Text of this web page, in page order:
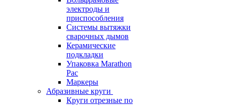
электроды и
приспособления
Системы вытяжки
сварочных дымов
Керамические
подкладки
Упаковка Marathon
Pac
Маркеры
Абразивные круги
Круги отрезные по